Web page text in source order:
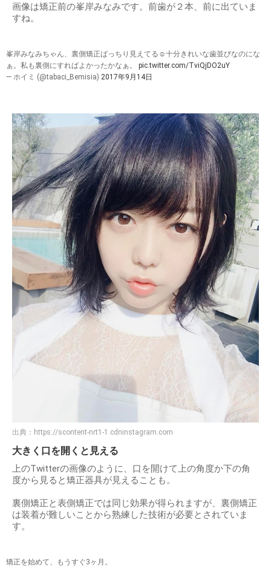
画像は矯正前の峯岸みなみです。前歯が２本、前に出ていま
すね。
峯岸みなみちゃん、裏側矯正ばっちり見えてる☺️十分きれいな歯並びなのにな
ぁ。私も裏側にすればよかったかなぁ。 pic.twitter.com/TviQjDO2uY
— ホイミ (@tabaci_Bemisia) 2017年9月14日
出典： https://scontent-nrt1-1.cdninstagram.com
大きく口を開くと見える
上のTwitterの画像のように、口を開けて上の角度か下の角
度から見ると矯正器具が見えることも。
裏側矯正と表側矯正では同じ効果が得られますが、裏側矯正
は装着が難しいことから熟練した技術が必要とされていま
す。
矯正を始めて、もうすぐ3ヶ月。